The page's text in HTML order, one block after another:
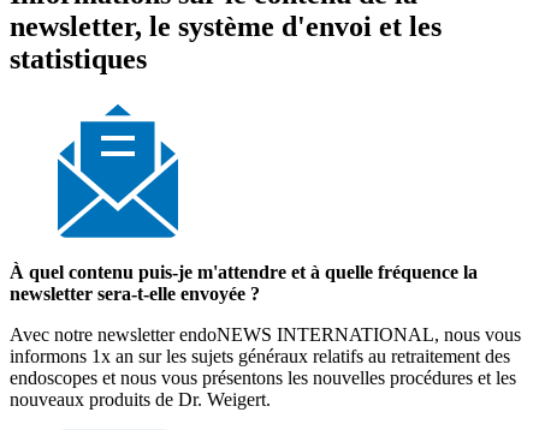
newsletter, le système d'envoi et les
statistiques
À quel contenu puis-je m'attendre et à quelle fréquence la
newsletter sera-t-elle envoyée ?
Avec notre newsletter endoNEWS INTERNATIONAL, nous vous
informons 1x an sur les sujets généraux relatifs au retraitement des
endoscopes et nous vous présentons les nouvelles procédures et les
nouveaux produits de Dr. Weigert.